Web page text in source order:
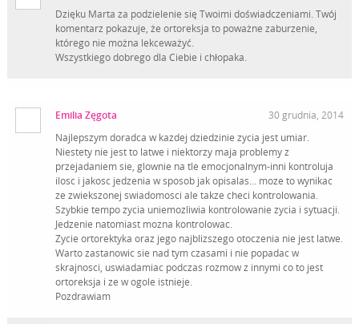
Dzięku Marta za podzielenie się Twoimi doświadczeniami. Twój
komentarz pokazuje, że ortoreksja to poważne zaburzenie,
którego nie można lekceważyć.
Wszystkiego dobrego dla Ciebie i chłopaka.
Emilia Zęgota
30 grudnia, 2014
Najlepszym doradca w kazdej dziedzinie zycia jest umiar.
Niestety nie jest to latwe i niektorzy maja problemy z
przejadaniem sie, glownie na tle emocjonalnym-inni kontroluja
ilosc i jakosc jedzenia w sposob jak opisalas… moze to wynikac
ze zwiekszonej swiadomosci ale takze checi kontrolowania.
Szybkie tempo zycia uniemozliwia kontrolowanie zycia i sytuacji.
Jedzenie natomiast mozna kontrolowac.
Zycie ortorektyka oraz jego najblizszego otoczenia nie jest latwe.
Warto zastanowic sie nad tym czasami i nie popadac w
skrajnosci, uswiadamiac podczas rozmow z innymi co to jest
ortoreksja i ze w ogole istnieje.
Pozdrawiam